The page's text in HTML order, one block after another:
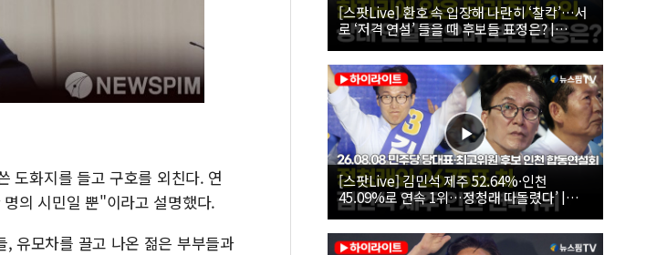
도화지를 들고 구호를 외친다. 연
의 시민일 뿐"이라고 설명했다.
유모차를 끌고 나온 젊은 부부들과
[스팟Live] 환호 속 입장해 나란히 ‘찰칵’…서
로 ‘저격 연설’ 들을 때 후보들 표정은? |
26.08.08 더불어민주당 당대표·최고위원 후
보 인천 합동연설회
[스팟Live] 김민석 제주 52.64%·인천
45.09%로 연속 1위…정청래 따돌렸다’ |
26.08.08 더불어민주당 당대표·최고위원 후
보 인천 합동연설회